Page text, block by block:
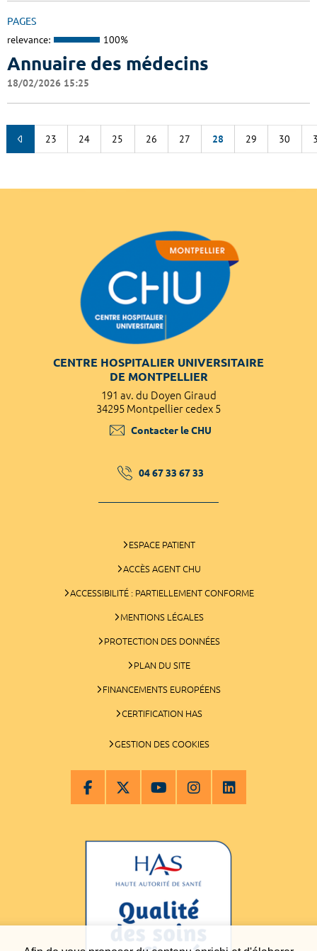
PAGES
relevance: 100%
Annuaire des médecins
18/02/2026 15:25
23 24 25 26 27 28 29 30
CENTRE HOSPITALIER UNIVERSITAIRE
DE MONTPELLIER
191 av. du Doyen Giraud
34295 Montpellier cedex 5
Contacter le CHU
04 67 33 67 33
ESPACE PATIENT
ACCÈS AGENT CHU
ACCESSIBILITÉ : PARTIELLEMENT CONFORME
MENTIONS LÉGALES
PROTECTION DES DONNÉES
PLAN DU SITE
FINANCEMENTS EUROPÉENS
CERTIFICATION HAS
GESTION DES COOKIES